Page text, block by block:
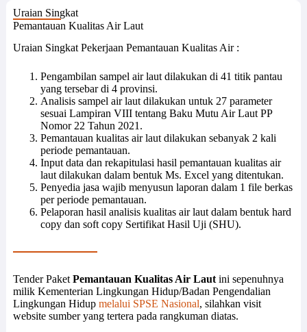
Uraian Singkat
Pemantauan Kualitas Air Laut
Uraian Singkat Pekerjaan Pemantauan Kualitas Air :
Pengambilan sampel air laut dilakukan di 41 titik pantau
yang tersebar di 4 provinsi.
Analisis sampel air laut dilakukan untuk 27 parameter
sesuai Lampiran VIII tentang Baku Mutu Air Laut PP
Nomor 22 Tahun 2021.
Pemantauan kualitas air laut dilakukan sebanyak 2 kali
periode pemantauan.
Input data dan rekapitulasi hasil pemantauan kualitas air
laut dilakukan dalam bentuk Ms. Excel yang ditentukan.
Penyedia jasa wajib menyusun laporan dalam 1 file berkas
per periode pemantauan.
Pelaporan hasil analisis kualitas air laut dalam bentuk hard
copy dan soft copy Sertifikat Hasil Uji (SHU).
Tender Paket Pemantauan Kualitas Air Laut ini sepenuhnya
milik Kementerian Lingkungan Hidup/Badan Pengendalian
Lingkungan Hidup melalui SPSE Nasional, silahkan visit
website sumber yang tertera pada rangkuman diatas.